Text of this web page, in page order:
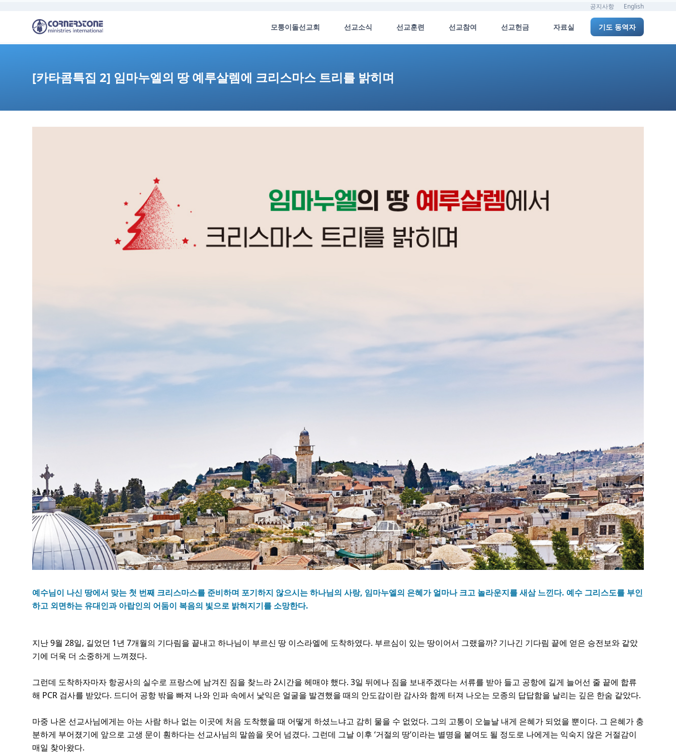
공지사항 English
모퉁이돌선교회 선교소식 선교훈련 선교참여 선교헌금 자료실 기도 동역자
[카타콤특집 2] 임마누엘의 땅 예루살렘에 크리스마스 트리를 밝히며
예수님이 나신 땅에서 맞는 첫 번째 크리스마스를 준비하며 포기하지 않으시는 하나님의 사랑, 임마누엘의 은혜가 얼마나 크고 놀라운지를 새삼 느낀다. 예수 그리스도를 부인
하고 외면하는 유대인과 아랍인의 어둠이 복음의 빛으로 밝혀지기를 소망한다.
지난 9월 28일, 길었던 1년 7개월의 기다림을 끝내고 하나님이 부르신 땅 이스라엘에 도착하였다. 부르심이 있는 땅이어서 그랬을까? 기나긴 기다림 끝에 얻은 승전보와 같았
기에 더욱 더 소중하게 느껴졌다.
그런데 도착하자마자 항공사의 실수로 프랑스에 남겨진 짐을 찾느라 2시간을 헤매야 했다. 3일 뒤에나 짐을 보내주겠다는 서류를 받아 들고 공항에 길게 늘어선 줄 끝에 합류
해 PCR 검사를 받았다. 드디어 공항 밖을 빠져 나와 인파 속에서 낯익은 얼굴을 발견했을 때의 안도감이란 감사와 함께 터져 나오는 모종의 답답함을 날리는 깊은 한숨 같았다.
마중 나온 선교사님에게는 아는 사람 하나 없는 이곳에 처음 도착했을 때 어떻게 하셨느냐고 감히 물을 수 없었다. 그의 고통이 오늘날 내게 은혜가 되었을 뿐이다. 그 은혜가 충
분하게 부어졌기에 앞으로 고생 문이 훤하다는 선교사님의 말씀을 웃어 넘겼다. 그런데 그날 이후 ‘거절의 땅’이라는 별명을 붙여도 될 정도로 나에게는 익숙지 않은 거절감이
매일 찾아왔다.